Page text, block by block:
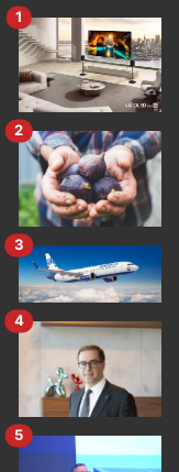
1
2
3
4
5